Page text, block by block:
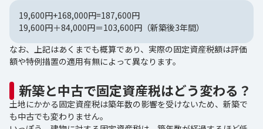
19,600円+168,000円=187,600円
19,600円＋84,000円＝103,600円（新築後3年間）
なお、上記はあくまでも概算であり、実際の固定資産税額は評価
額や特例措置の適用有無によって異なります。
新築と中古で固定資産税はどう変わる？
土地にかかる固定資産税は築年数の影響を受けないため、新築で
も中古でも変わりません。